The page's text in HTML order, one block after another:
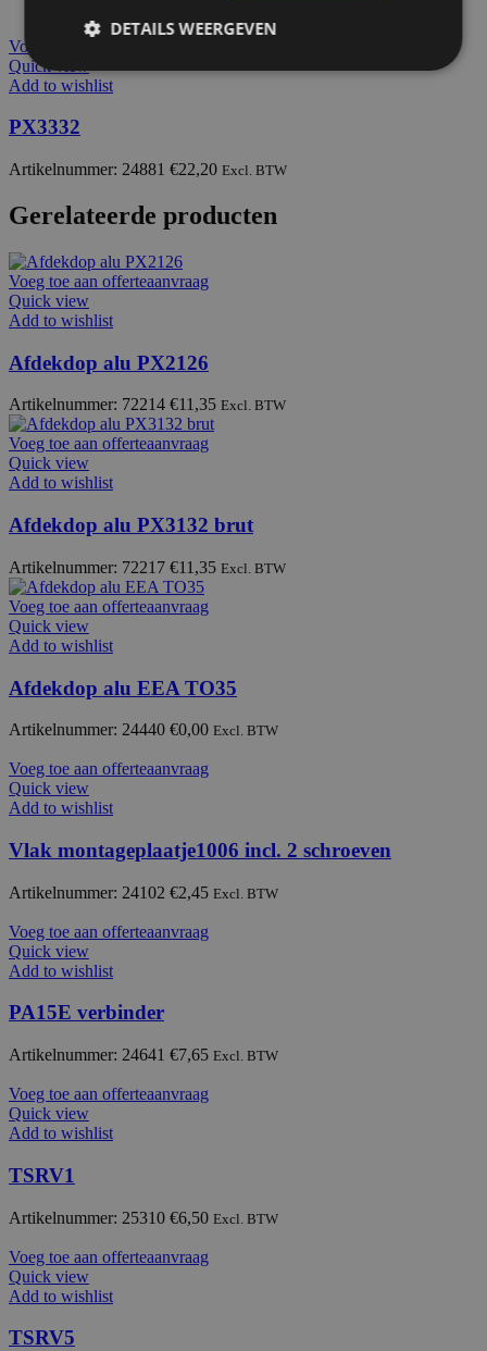
Voeg toe aan offerteaanvraag
Quick view
Add to wishlist
PX3332
Artikelnummer: 24881 €22,20 Excl. BTW
Gerelateerde producten
Voeg toe aan offerteaanvraag
Quick view
Add to wishlist
Afdekdop alu PX2126
Artikelnummer: 72214 €11,35 Excl. BTW
Voeg toe aan offerteaanvraag
Quick view
Add to wishlist
Afdekdop alu PX3132 brut
Artikelnummer: 72217 €11,35 Excl. BTW
Voeg toe aan offerteaanvraag
Quick view
Add to wishlist
Afdekdop alu EEA TO35
Artikelnummer: 24440 €0,00 Excl. BTW
Voeg toe aan offerteaanvraag
Quick view
Add to wishlist
Vlak montageplaatje1006 incl. 2 schroeven
Artikelnummer: 24102 €2,45 Excl. BTW
Voeg toe aan offerteaanvraag
Quick view
Add to wishlist
PA15E verbinder
Artikelnummer: 24641 €7,65 Excl. BTW
Voeg toe aan offerteaanvraag
Quick view
Add to wishlist
TSRV1
Artikelnummer: 25310 €6,50 Excl. BTW
Voeg toe aan offerteaanvraag
Quick view
Add to wishlist
TSRV5
DETAILS WEERGEVEN